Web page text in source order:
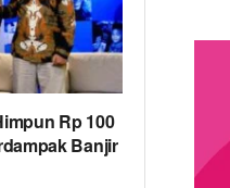
Rp 100
Banjir